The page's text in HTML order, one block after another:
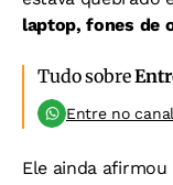
laptop, fones de
Tudo sobre
Entre no
Ele ainda